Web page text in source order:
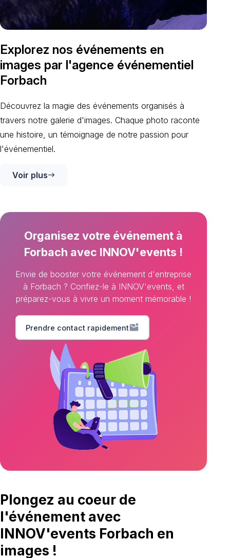
Explorez nos événements en
images par l'agence événementiel
Forbach
Découvrez la magie des événements organisés à
travers notre galerie d'images. Chaque photo raconte
une histoire, un témoignage de notre passion pour
l'événementiel.
Voir pluseast
Organisez votre événement à
Forbach avec INNOV'events !
Envie de booster votre événement d'entreprise
à Forbach ? Confiez-le à INNOV'events, et
préparez-vous à vivre un moment mémorable !
Prendre contact rapidementmark_email_unread
Plongez au coeur de
l'événement avec
INNOV'events Forbach en
images !